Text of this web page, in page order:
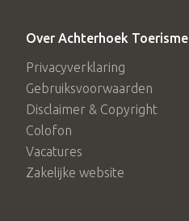
Over Achterhoek Toerisme
Privacyverklaring
Gebruiksvoorwaarden
Disclaimer & Copyright
Colofon
Vacatures
Zakelijke website